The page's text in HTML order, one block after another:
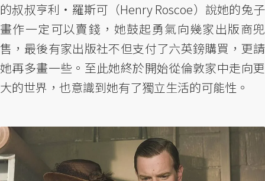
的叔叔亨利・羅斯可（Henry Roscoe）說她的兔子
畫作一定可以賣錢，她鼓起勇氣向幾家出版商兜
售，最後有家出版社不但支付了六英鎊購買，更請
她再多畫一些。至此她終於開始從倫敦家中走向更
大的世界，也意識到她有了獨立生活的可能性。